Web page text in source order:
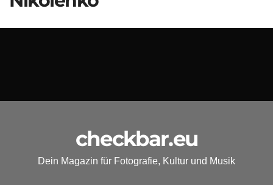
checkbar.eu
Dein Magazin für Fotografie, Kultur und Musik